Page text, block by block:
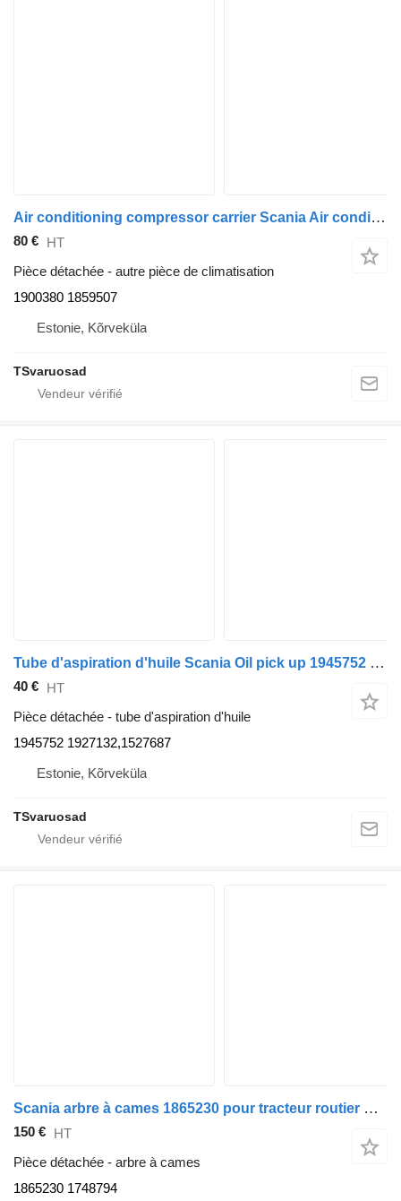
Air conditioning compressor carrier Scania Air conditioning compressor carrier 1900380 pour tracteur routier Scania G450
80 € HT
Pièce détachée - autre pièce de climatisation
1900380 1859507
Estonie, Kõrveküla
TSvaruosad
Tube d'aspiration d'huile Scania Oil pick up 1945752 pour tracteur routier Scania G450
40 € HT
Pièce détachée - tube d'aspiration d'huile
1945752 1927132,1527687
Estonie, Kõrveküla
TSvaruosad
Scania arbre à cames 1865230 pour tracteur routier Scania G450
150 € HT
Pièce détachée - arbre à cames
1865230 1748794